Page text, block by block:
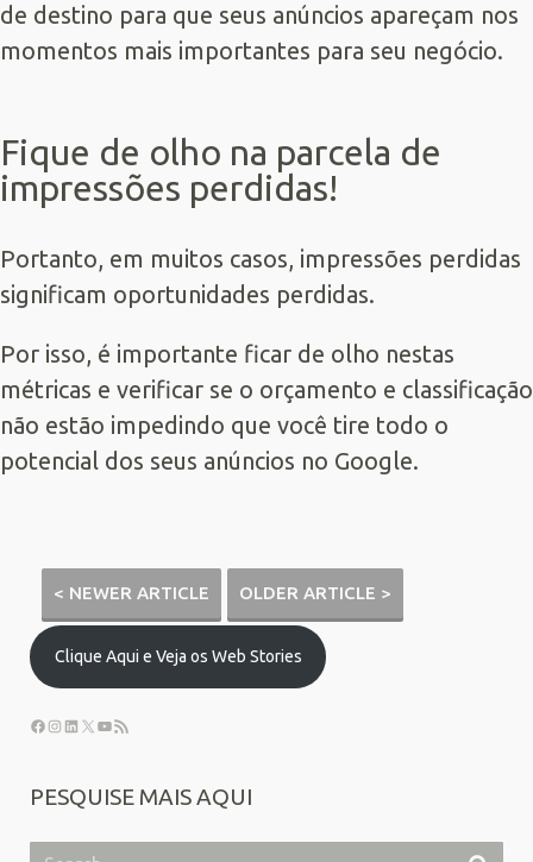
de destino para que seus anúncios apareçam nos
momentos mais importantes para seu negócio.
Fique de olho na parcela de
impressões perdidas!
Portanto, em muitos casos, impressões perdidas
significam oportunidades perdidas.
Por isso, é importante ficar de olho nestas
métricas e verificar se o orçamento e classificação
não estão impedindo que você tire todo o
potencial dos seus anúncios no Google.
< NEWER ARTICLE OLDER ARTICLE >
Clique Aqui e Veja os Web Stories
PESQUISE MAIS AQUI